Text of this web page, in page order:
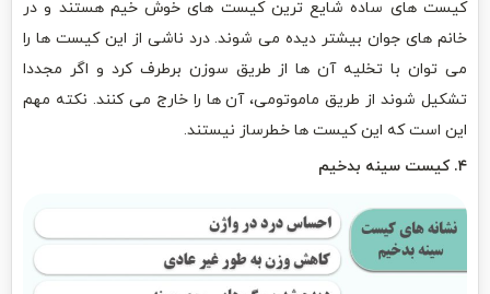
کیست های ساده شایع ترین کیست های خوش خیم هستند و در
خانم های جوان بیشتر دیده می شوند. درد ناشی از این کیست ها را
می توان با تخلیه آن ها از طریق سوزن برطرف کرد و اگر مجددا
تشکیل شوند از طریق ماموتومی، آن ها را خارج می کنند. نکته مهم
این است که این کیست ها خطرساز نیستند.
۴. کیست سینه بدخیم